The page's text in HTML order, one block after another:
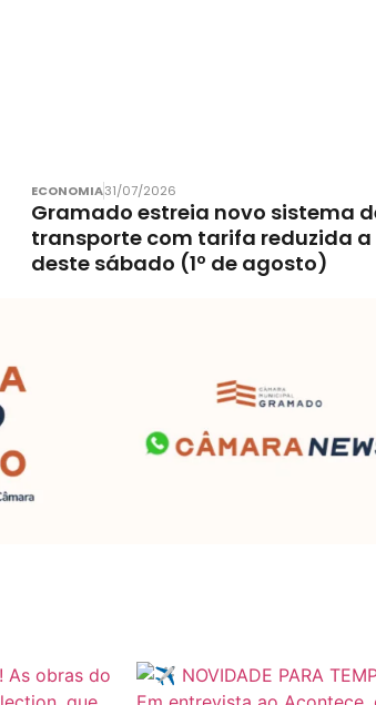
ECONOMIA31/07/2026
Gramado estreia novo sistema
transporte com tarifa reduzida
deste sábado (1º de agosto)